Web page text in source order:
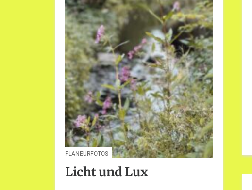
FLANEURFOTOS
Licht und Lux